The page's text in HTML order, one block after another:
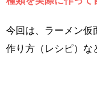
今回は、ラーメン仮
作り方（レシピ）な